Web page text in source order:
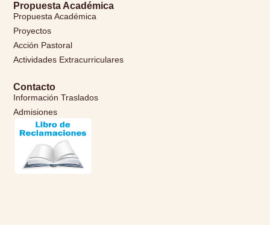
Propuesta Académica
Propuesta Académica
Proyectos
Acción Pastoral
Actividades Extracurriculares
Contacto
Información Traslados
Admisiones